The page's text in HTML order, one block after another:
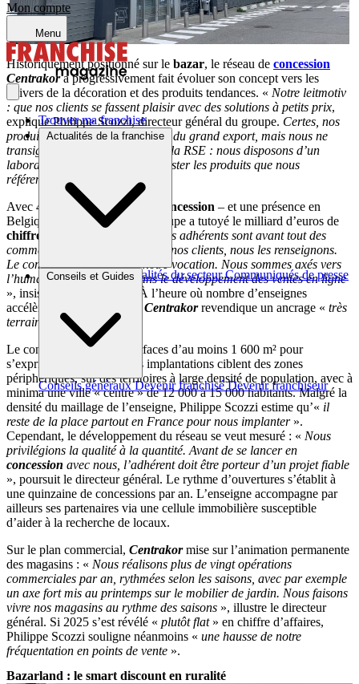
Mon compte
Menu
Trouver ma franchise
Actualités de la franchise
Brèves et actus Actualités du secteur Communiqués de presse
Conseils et Guides
Conseils généraux Devenir franchisé Devenir franchiseur
Historiquement positionné sur le bazar, le réseau de concession
Centrakora progressivement fait évoluer son concept vers les
univers de la décoration et des produits tendances. « Notre leitmotiv
: que nos clients se fassent plaisir avec des solutions à petits prix,
explique Philippe Scozzi, directeur général du groupe. Certes, nos
produits proviennent pour partie du grand export, mais nous ne
transigeons pas sur la qualité et la RSE : nous disposons d’un
laboratoire, le Cargolab, pour tester les produits que nous
référençons
».
Avec 470 unités, dont 104 en
concession – et une présence en
Belgique et en Espagne – le groupe a tutoyé le milliard d’euros de
chiffre d’affaires
Nos adhérents sont avant tout des
commerçants. Nous accueillons nos clients, nous les renseignons.
Le commerce physique est notre vocation. Nous sommes axés vers
l’humain davantage que dans le développement des ventes en ligne
», insiste Philippe Scozzi. À l’heure où nombre d’enseignes
accélèrent sur l’omnicanal, Centrakorrevendique un ancrage « très
terrain
Le concept requiert des surfaces d’au moins 1 600 m² pour
s’exprimer pleinement. Les implantations ciblent des zones
périphériques, sur des territoires à large densité de population, avec à
minima une ville « centre » de 12 000 à 15 000 habitants. Malgré la
densité du maillage de l’enseigne, Philippe Scozzi estime qu’« il
reste de la place partout en France pour nous implanter».
Cependant, le développement du réseau se veut mesuré : « Nous
privilégions la qualité à la quantité. Avant de se lancer en
concession avec nous, l’adhérent doit être porteur d’un projet fiable
», poursuit le directeur général. Le rythme d’ouvertures s’établit à
une quinzaine de concessions par an. L’enseigne accompagne par
ailleurs ses partenaires via une cellule immobilière susceptible
d’aider à la recherche de locaux.
Sur le plan commercial, Centrakormise sur l’animation permanente
des magasins : « Nous réalisons plus de vingt opérations
commerciales par an, rythmées selon les saisons, avec par exemple
un axe fort mis au printemps sur le mobilier de jardin. Nous faisons
vivre nos magasins au rythme des saisons », illustre le directeur
général. Si 2025 s’est révélé « plutôt flat» en chiffre d’affaires,
Philippe Scozzi souligne néanmoins « une hausse de notre
fréquentation en points de vente ».
Bazarland : le smart discount en ruralité